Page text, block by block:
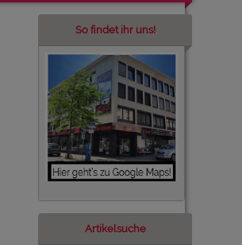
So findet ihr uns!
Artikelsuche